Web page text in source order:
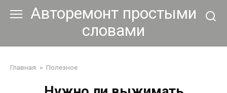
Авторемонт простыми
словами
Главная » Полезное